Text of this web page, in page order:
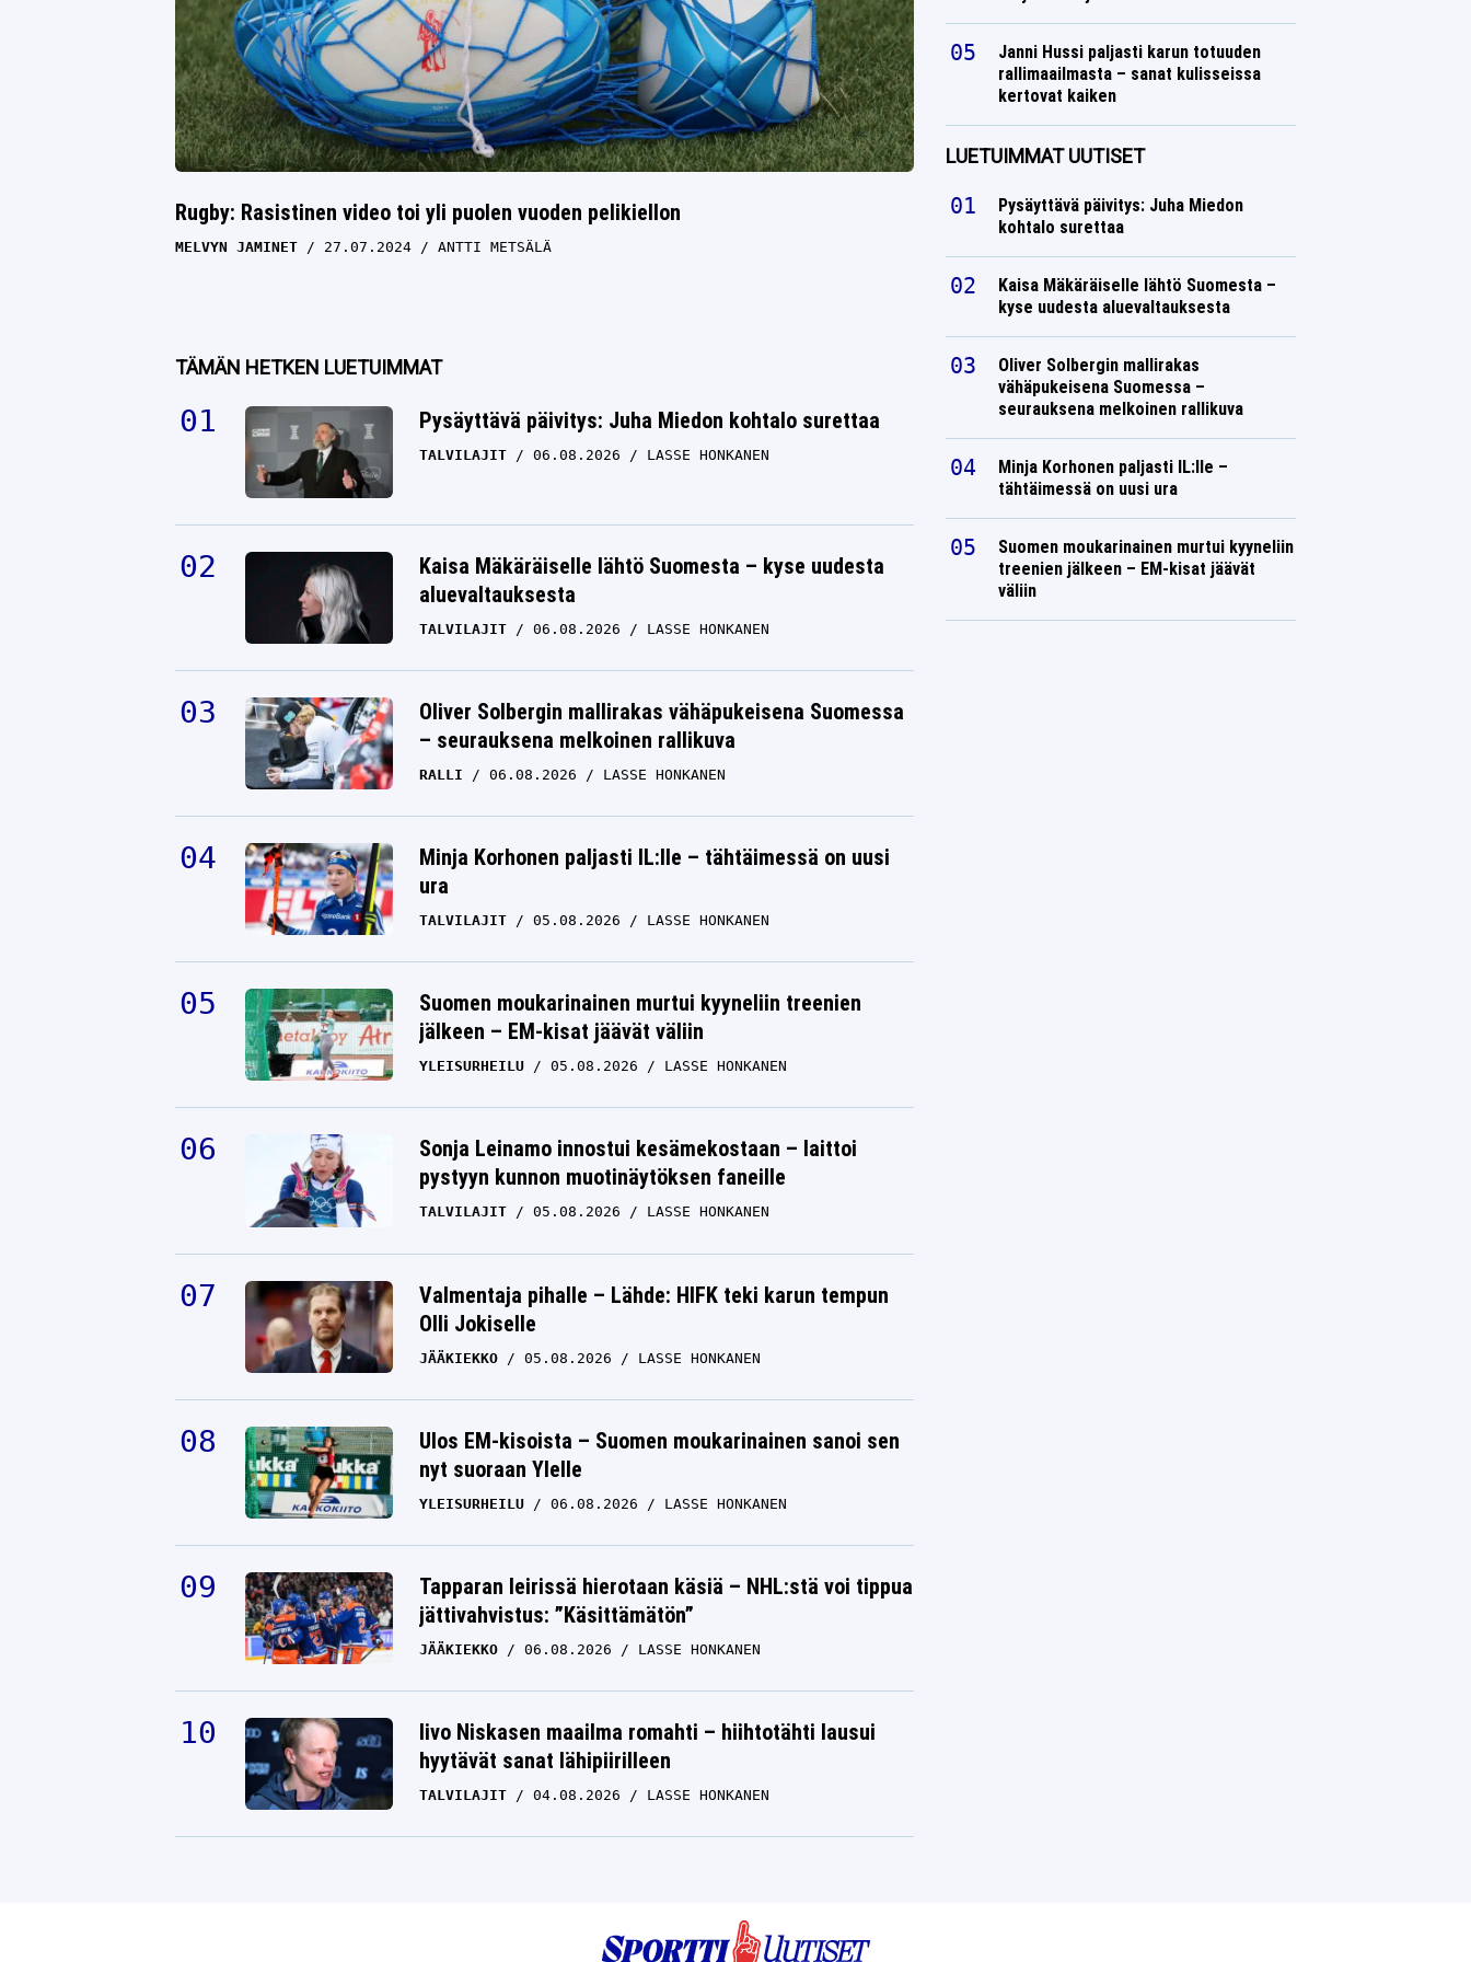
Rugby: Rasistinen video toi yli puolen vuoden pelikiellon
MELVYN JAMINET 27.07.2024 ANTTI METSÄLÄ
TÄMÄN HETKEN LUETUIMMAT
Pysäyttävä päivitys: Juha Miedon kohtalo surettaa
TALVILAJIT 06.08.2026 LASSE HONKANEN
Kaisa Mäkäräiselle lähtö Suomesta – kyse uudesta
aluevaltauksesta
TALVILAJIT 06.08.2026 LASSE HONKANEN
Oliver Solbergin mallirakas vähäpukeisena Suomessa
– seurauksena melkoinen rallikuva
RALLI 06.08.2026 LASSE HONKANEN
Minja Korhonen paljasti IL:lle – tähtäimessä on uusi
ura
TALVILAJIT 05.08.2026 LASSE HONKANEN
Suomen moukarinainen murtui kyyneliin treenien
jälkeen – EM-kisat jäävät väliin
YLEISURHEILU 05.08.2026 LASSE HONKANEN
Sonja Leinamo innostui kesämekostaan – laittoi
pystyyn kunnon muotinäytöksen faneille
TALVILAJIT 05.08.2026 LASSE HONKANEN
Valmentaja pihalle – Lähde: HIFK teki karun tempun
Olli Jokiselle
JÄÄKIEKKO 05.08.2026 LASSE HONKANEN
Ulos EM-kisoista – Suomen moukarinainen sanoi sen
nyt suoraan Ylelle
YLEISURHEILU 06.08.2026 LASSE HONKANEN
Tapparan leirissä hierotaan käsiä – NHL:stä voi tippua
jättivahvistus: ”Käsittämätön”
JÄÄKIEKKO 06.08.2026 LASSE HONKANEN
Iivo Niskasen maailma romahti – hiihtotähti lausui
hyytävät sanat lähipiirilleen
TALVILAJIT 04.08.2026 LASSE HONKANEN
Janni Hussi paljasti karun totuuden
rallimaailmasta – sanat kulisseissa
kertovat kaiken
LUETUIMMAT UUTISET
Pysäyttävä päivitys: Juha Miedon
kohtalo surettaa
Kaisa Mäkäräiselle lähtö Suomesta –
kyse uudesta aluevaltauksesta
Oliver Solbergin mallirakas
vähäpukeisena Suomessa –
seurauksena melkoinen rallikuva
Minja Korhonen paljasti IL:lle –
tähtäimessä on uusi ura
Suomen moukarinainen murtui kyyneliin
treenien jälkeen – EM-kisat jäävät
väliin